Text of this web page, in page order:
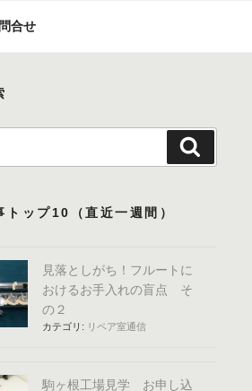
合せ
索
トップ10（直近一週間）
見落としがち！フルートに
おけるお手入れの盲点 そ
の２
カテゴリ: リペア室通信
駒ヶ根工場見学 お申し込